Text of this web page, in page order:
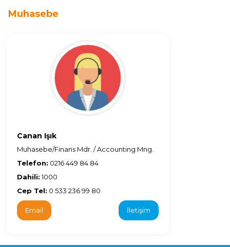
Muhasebe
Canan Işık
Muhasebe/Finans Mdr. / Accounting Mng.
Telefon: 0216 449 84 84
Dahili:1000
Cep Tel: 0 533 236 99 80
Email İletişim